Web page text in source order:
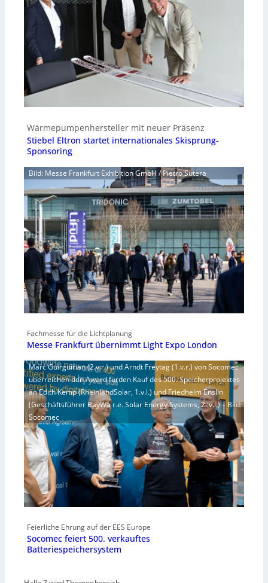
Wärmepumpenhersteller mit neuer Präsenz
Stiebel Eltron startet internationales Skisprung-
Sponsoring
Bild: Messe Frankfurt Exhibition GmbH / Pietro Sutera
Fachmesse für die Lichtplanung
Messe Frankfurt übernimmt Light Expo London
Marc Guirguirian (2.v.r.) und Arndt Freytag (1.v.r.) von Socomec
überreichen den Award fürden Kauf des 500. Speicherprojektes
an Edith Kemp (RheinlandSolar, 1.v.l.) und Friedhelm Enslin
(Geschäftsführer BayWa r.e. Solar Energy Systems, 2. v.l.) – Bild:
Socomec
Feierliche Ehrung auf der EES Europe
Socomec feiert 500. verkauftes
Batteriespeichersystem